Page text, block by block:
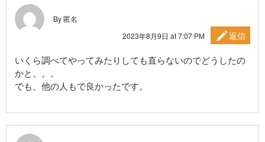
By 匿名
2023年8月9日 at 7:07 PM
返信
いくら調べてやってみたりしても直らないのでどうしたの
かと。。。
でも、他の人もで良かったです。